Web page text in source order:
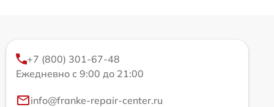
+7 (800) 301-67-48
Ежедневно с 9:00 до 21:00
info@franke-repair-center.ru